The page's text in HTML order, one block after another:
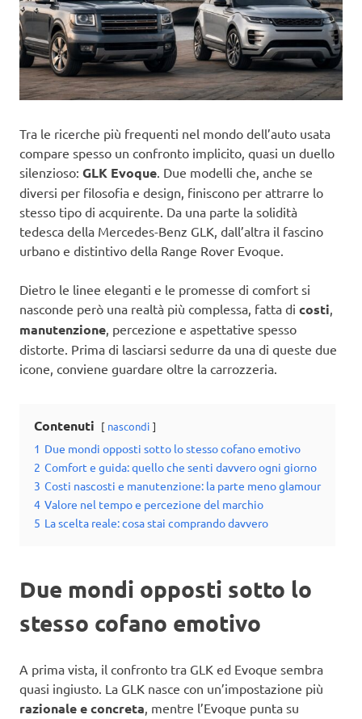
Tra le ricerche più frequenti nel mondo dell’auto usata
compare spesso un confronto implicito, quasi un duello
silenzioso: GLK Evoque. Due modelli che, anche se
diversi per filosofia e design, finiscono per attrarre lo
stesso tipo di acquirente. Da una parte la solidità
tedesca della Mercedes-Benz GLK, dall’altra il fascino
urbano e distintivo della Range Rover Evoque.
Dietro le linee eleganti e le promesse di comfort si
nasconde però una realtà più complessa, fatta di costi,
manutenzione, percezione e aspettative spesso
distorte. Prima di lasciarsi sedurre da una di queste due
icone, conviene guardare oltre la carrozzeria.
Contenuti nascondi
1 Due mondi opposti sotto lo stesso cofano emotivo
2 Comfort e guida: quello che senti davvero ogni giorno
3 Costi nascosti e manutenzione: la parte meno glamour
4 Valore nel tempo e percezione del marchio
5 La scelta reale: cosa stai comprando davvero
Due mondi opposti sotto lo
stesso cofano emotivo
A prima vista, il confronto tra GLK ed Evoque sembra
quasi ingiusto. La GLK nasce con un’impostazione più
razionale e concreta, mentre l’Evoque punta su